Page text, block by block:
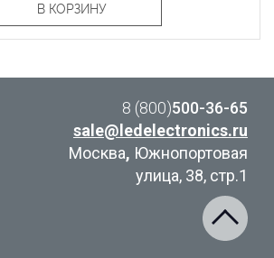
В КОРЗИНУ
8 (800)500-36-65
sale@ledelectronics.ru
Москва, Южнопортовая
улица, 38, стр.1